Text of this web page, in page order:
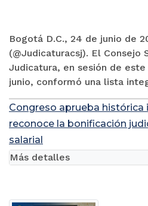
Bogotá D.C., 24 de junio de
(@Judicaturacsj). El Consejo
Judicatura, en sesión de
junio, conformó una lista
Congreso aprueba histórica
reconoce la bonificación
salarial
Más detalles